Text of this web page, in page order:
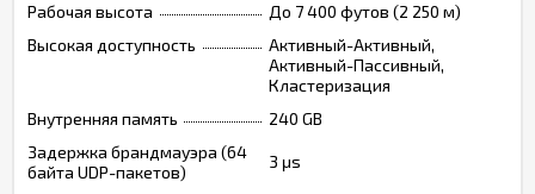
Рабочая высота
До 7 400 футов (2 250 м)
Высокая доступность
Активный-Активный,
Активный-Пассивный,
Кластеризация
Внутренняя память
240 GB
Задержка брандмауэра (64
байта UDP-пакетов)
3 μs